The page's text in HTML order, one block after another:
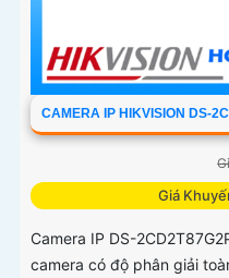
CAMERA IP HIKVISION DS-
Giá
Camera IP DS-
camera có độ phân giải